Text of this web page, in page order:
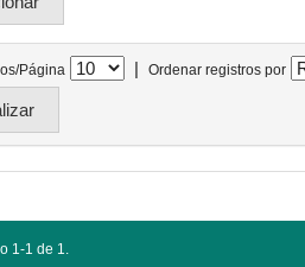
Página | Ordenar registros por
1-1 de 1.